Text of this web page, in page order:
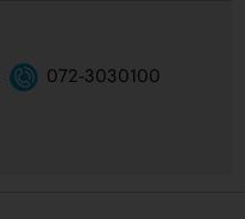
072-3030100